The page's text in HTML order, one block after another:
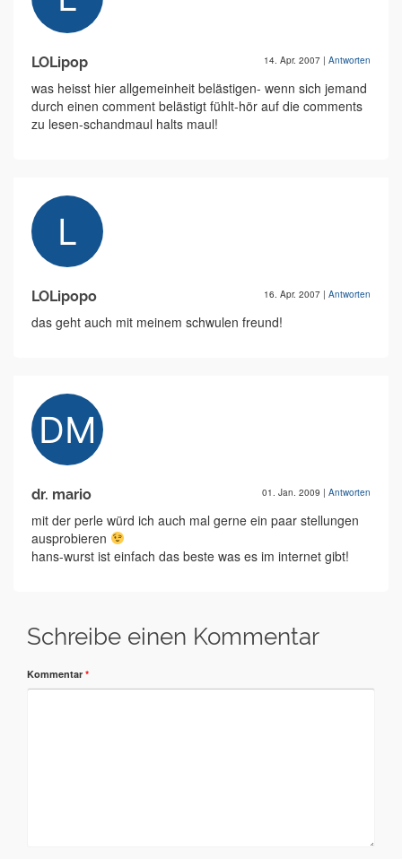
LOLipop 14. Apr. 2007 | Antworten
was heisst hier allgemeinheit belästigen- wenn sich jemand
durch einen comment belästigt fühlt-hör auf die comments
zu lesen-schandmaul halts maul!
LOLipopo 16. Apr. 2007 | Antworten
das geht auch mit meinem schwulen freund!
dr. mario 01. Jan. 2009 | Antworten
mit der perle würd ich auch mal gerne ein paar stellungen
ausprobieren
hans-wurst ist einfach das beste was es im internet gibt!
Schreibe einen Kommentar
Kommentar *